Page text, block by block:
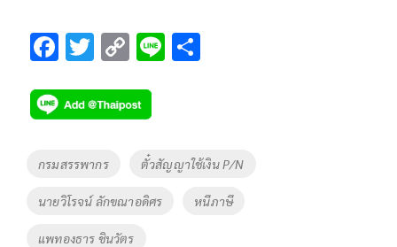
F
e
b
o
o
k
T
tt
er
C
p
y
Li
n
k
Li
Tags
กรมสรรพากร ตั๋วสัญญาใช้เงิน P/N
นายวิโรจน์ ลักขณาอดิศร หนีภาษี
แพทองธาร ชินวัตร